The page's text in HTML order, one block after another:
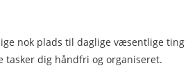
nok plads til daglige væsentlige ting
dig håndfri og organiseret.